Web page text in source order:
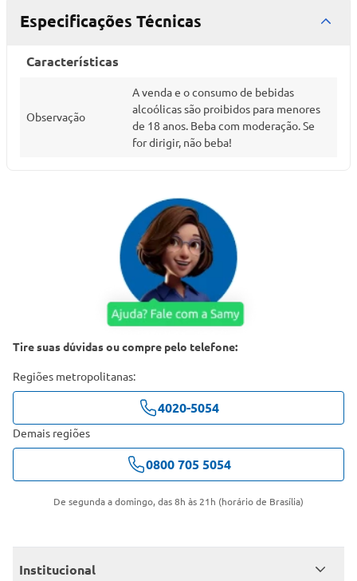
Especificações Técnicas
Características
Observação
A venda e o consumo de bebidas
alcoólicas são proibidos para menores
de 18 anos. Beba com moderação. Se
for dirigir, não beba!
Tire suas dúvidas ou compre pelo telefone:
Regiões metropolitanas:
4020-5054
Demais regiões
0800 705 5054
De segunda a domingo, das 8h às 21h (horário de Brasília)
Institucional